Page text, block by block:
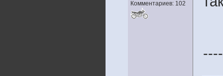
Комментариев: 102